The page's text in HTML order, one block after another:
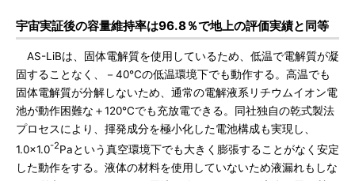
宇宙実証後の容量維持率は96.8％で地上の評価実績と同等
AS-LiBは、固体電解質を使用しているため、低温で電解質が凝
固することなく、－40℃の低温環境下でも動作する。高温でも
固体電解質が分解しないため、通常の電解液系リチウムイオン電
池が動作困難な＋120℃でも充放電できる。同社独自の乾式製法
プロセスにより、揮発成分を極小化した電池構成も実現し、
1.0×1.0-2Paという真空環境下でも大きく膨張することがなく安定
した動作をする。液体の材料を使用していないため液漏れもしな